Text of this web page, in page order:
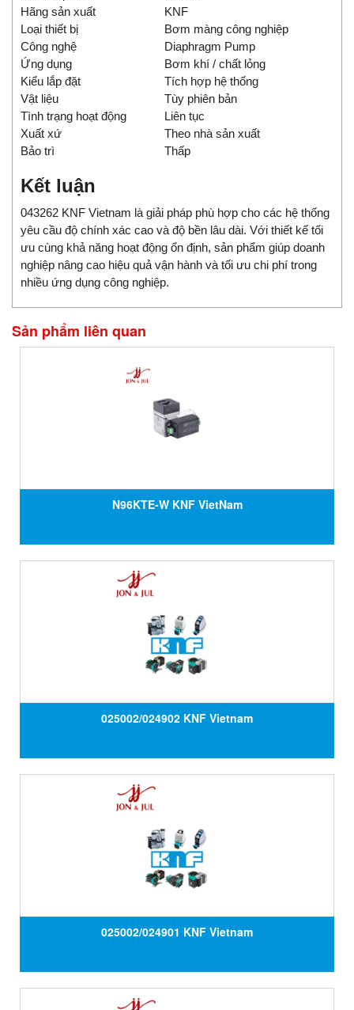
Hãng sản xuất
KNF
Loại thiết bị
Bơm màng công nghiệp
Công nghệ
Diaphragm Pump
Ứng dụng
Bơm khí / chất lỏng
Kiểu lắp đặt
Tích hợp hệ thống
Vật liệu
Tùy phiên bản
Tình trạng hoạt động
Liên tục
Xuất xứ
Theo nhà sản xuất
Bảo trì
Thấp
Kết luận
043262 KNF Vietnam là giải pháp phù hợp cho các hệ thống
yêu cầu độ chính xác cao và độ bền lâu dài. Với thiết kế tối
ưu cùng khả năng hoạt động ổn định, sản phẩm giúp doanh
nghiệp nâng cao hiệu quả vận hành và tối ưu chi phí trong
nhiều ứng dụng công nghiệp.
Sản phẩm liên quan
N96KTE-W KNF VietNam
025002/024902 KNF Vietnam
025002/024901 KNF Vietnam